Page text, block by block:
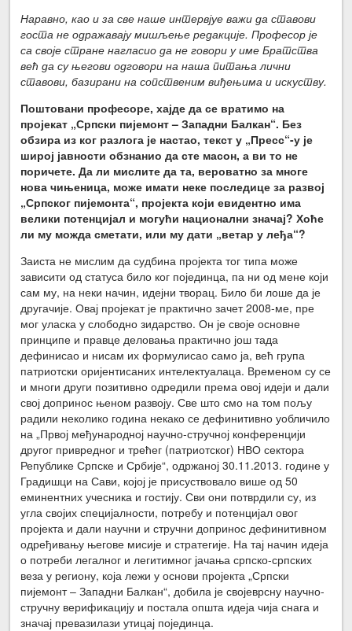
Наравно, као и за све наше интервјуе важи да ставови
госта не одражавају мишљење редакције. Професор је
са своје стране нагласио да не говори у име Братства
већ да су његови одговори на наша питања лични
ставови, базирани на сопственим виђењима и искуству.
Поштовани професоре, хајде да се вратимо на
пројекат „Српски пијемонт – Западни Балкан“. Без
обзира из ког разлога је настао, текст у „Пресс“-у је
широј јавности обзнанио да сте масон, а ви то не
поричете. Да ли мислите да та, вероватно за многе
нова чињеница, може имати неке последице за развој
„Српског пијемонта“, пројекта који евидентно има
велики потенцијал и могући национални значај? Хоће
ли му можда сметати, или му дати „ветар у леђа“?
Заиста не мислим да судбина пројекта тог типа може
зависити од статуса било ког појединца, па ни од мене који
сам му, на неки начин, идејни творац. Било би лоше да је
другачије. Овај пројекат је практично зачет 2008-ме, пре
мог уласка у слободно зидарство. Он је своје основне
принципе и правце деловања практично још тада
дефинисао и нисам их формулисао само ја, већ група
патриотски оријентисаних интелектуалаца. Временом су се
и многи други позитивно одредили према овој идеји и дали
свој допринос њеном развоју. Све што смо на том пољу
радили неколико година некако се дефинитивно уобличило
на „Првој међународној научно-стручној конференцији
другог привредног и трећег (патриотског) НВО сектора
Републике Српске и Србије“, одржаној 30.11.2013. године у
Градишци на Сави, којој је присуствовало више од 50
еминентних учесника и гостију. Сви они потврдили су, из
угла својих специјалности, потребу и потенцијал овог
пројекта и дали научни и стручни допринос дефинитивном
одређивању његове мисије и стратегије. На тај начин идеја
о потреби легалног и легитимног јачања српско-српских
веза у региону, која лежи у основи пројекта „Српски
пијемонт – Западни Балкан“, добила је својеврсну научно-
стручну верификацију и постала општа идеја чија снага и
значај превазилази утицај појединца.